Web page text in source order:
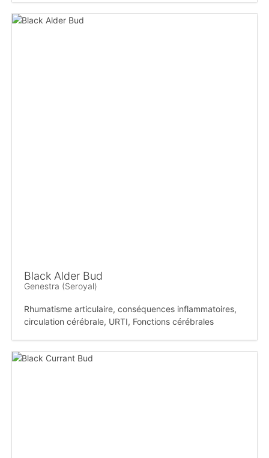
Black Alder Bud
Genestra (Seroyal)
Rhumatisme articulaire, conséquences inflammatoires,
circulation cérébrale, URTI, Fonctions cérébrales